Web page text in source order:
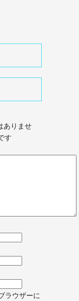
ありませ
す
ラウザーに